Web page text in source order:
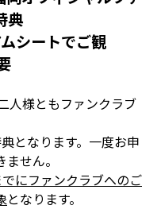
典
シートでご観
人様ともファンクラブ
となります。一度お申
せん。
にファンクラブへのご
となります。